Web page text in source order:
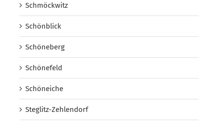
Schmöckwitz
Schönblick
Schöneberg
Schönefeld
Schöneiche
Steglitz-Zehlendorf